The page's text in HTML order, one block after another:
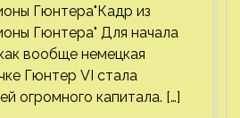
Гюнтера"Кадр из
Гюнтера" Для начала
вообще немецкая
Гюнтер VI стала
огромного капитала. […]